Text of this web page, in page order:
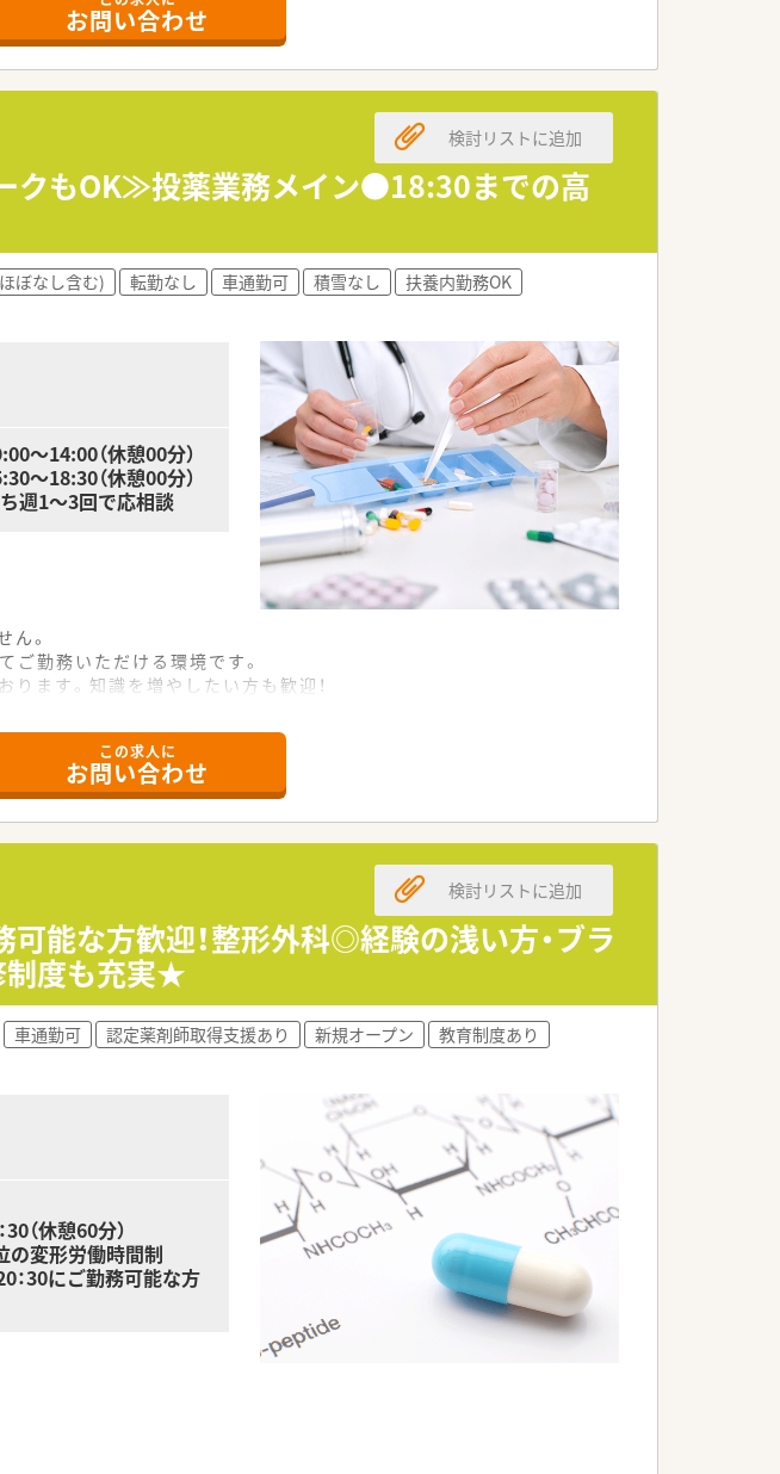
お問い合わせ
クもOK≫投薬業務メイン●18:30までの高
検討リストに追加
ぼなし含む) 転勤なし 車通勤可 積雪なし
扶養内勤務OK
14:00（休憩00分）
～18:30（休憩00分）
週1～3回で応相談
。
勤務いただける環境です。
ます。知識を増やしたい方も歓迎！
応募をお待ちしています！
この求人に
お問い合わせ
能な方歓迎！整形外科◎経験の浅い方・ブラ
制度も充実★
検討リストに追加
車通勤可 認定薬剤師取得支援あり 新規オープン
教育制度あり
（休憩60分）
変形労働時間制
：30にご勤務可能な方